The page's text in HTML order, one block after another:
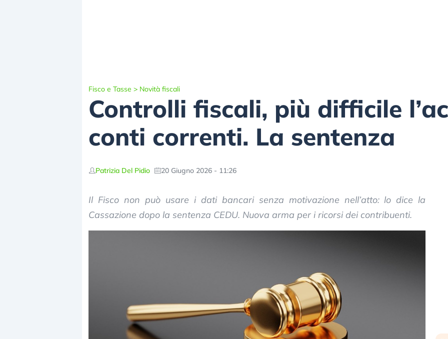
Fisco e Tasse > Novità fiscali
Controlli fiscali, più difficile
conti correnti. La sentenza
Patrizia Del Pidio 20 Giugno 2026 - 11:26
Il Fisco non può usare i dati bancari senza motivazione nell’atto: lo dice la
Cassazione dopo la sentenza CEDU. Nuova arma per i ricorsi dei contribuenti.